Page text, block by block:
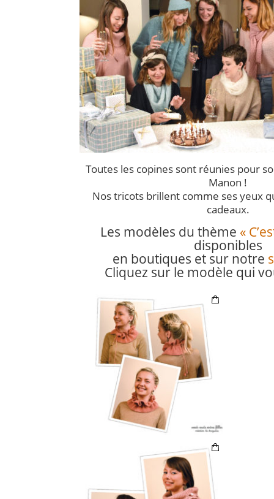
Toutes les copines sont réunies pour
Manon !
Nos tricots brillent comme ses yeux
cadeaux.
Les modèles du thème «
disponibles
en boutiques et sur notre
Cliquez sur le modèle qui